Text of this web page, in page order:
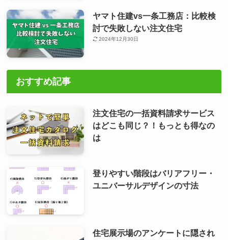
ヤマト住建vs一条工務店：比較検
討で失敗しない注文住宅
2024年12月30日
おすすめ記事
注文住宅の一括資料請求サービス
はどこも同じ？！もっとも得なの
は
登りやすい階段はバリアフリー・
ユニバーサルデザインの寸法
住宅展示場のアンケートに隠され